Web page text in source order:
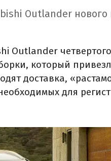
Outlander нового
Outlander
который
доставка,
для